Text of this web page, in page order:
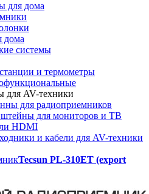
для дома
дома
системы
и термометры
для AV-техники
для радиоприемников
для мониторов и ТВ
HDMI
и кабели для AV-техники
Tecsun PL-310ET (export